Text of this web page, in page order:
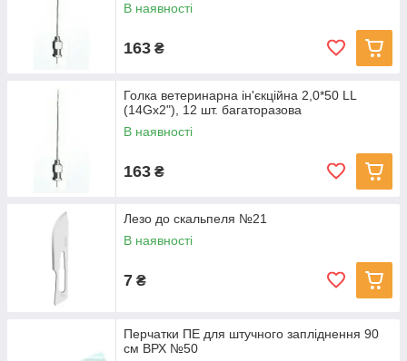
В наявності
163 ₴
Голка ветеринарна ін'єкційна 2,0*50 LL
(14Gх2"), 12 шт. багаторазова
В наявності
163 ₴
Лезо до скальпеля №21
В наявності
7 ₴
Перчатки ПЕ для штучного запліднення 90
см ВРХ №50